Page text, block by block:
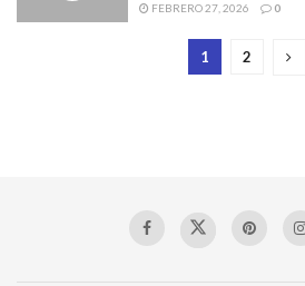
FEBRERO 27, 2026
0
1 2